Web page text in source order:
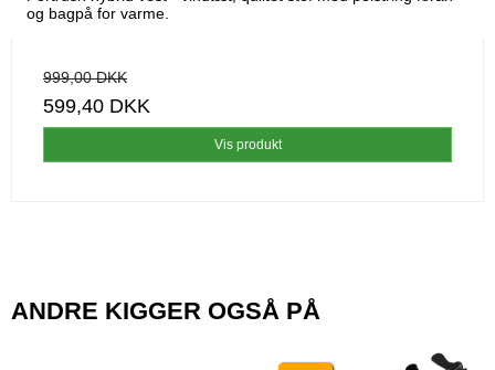
og bagpå for varme.
999,00 DKK
599,40 DKK
Vis produkt
ANDRE KIGGER OGSÅ PÅ